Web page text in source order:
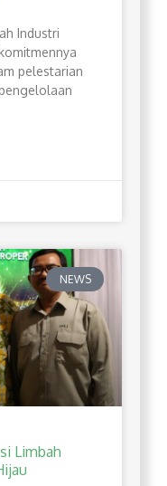
Industri
pelestarian
NEWS
Limbah